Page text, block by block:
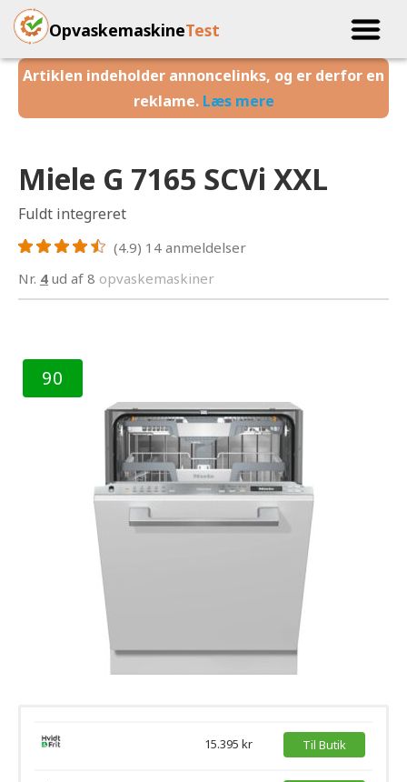
OpvaskemaskineTest
Artiklen indeholder annoncelinks, og er derfor en
reklame. Læs mere
Miele G 7165 SCVi XXL
Fuldt integreret
(4.9) 14 anmeldelser
Nr. 4 ud af 8 opvaskemaskiner
90
15.395 kr Til Butik